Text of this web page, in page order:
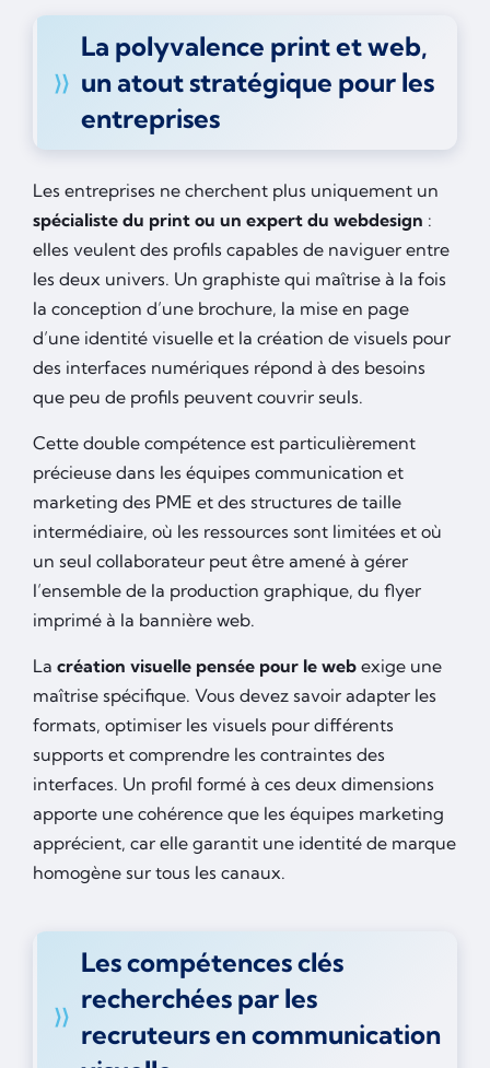
La polyvalence print et web,
un atout stratégique pour les
entreprises
Les entreprises ne cherchent plus uniquement un
spécialiste du print ou un expert du webdesign :
elles veulent des profils capables de naviguer entre
les deux univers. Un graphiste qui maîtrise à la fois
la conception d’une brochure, la mise en page
d’une identité visuelle et la création de visuels pour
des interfaces numériques répond à des besoins
que peu de profils peuvent couvrir seuls.
Cette double compétence est particulièrement
précieuse dans les équipes communication et
marketing des PME et des structures de taille
intermédiaire, où les ressources sont limitées et où
un seul collaborateur peut être amené à gérer
l’ensemble de la production graphique, du flyer
imprimé à la bannière web.
La création visuelle pensée pour le web exige une
maîtrise spécifique. Vous devez savoir adapter les
formats, optimiser les visuels pour différents
supports et comprendre les contraintes des
interfaces. Un profil formé à ces deux dimensions
apporte une cohérence que les équipes marketing
apprécient, car elle garantit une identité de marque
homogène sur tous les canaux.
Les compétences clés
recherchées par les
recruteurs en communication